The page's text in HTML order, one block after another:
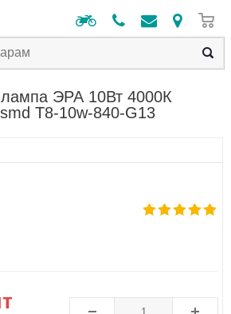
ЭРА 10Вт 4000К
T8-10w-840-G13